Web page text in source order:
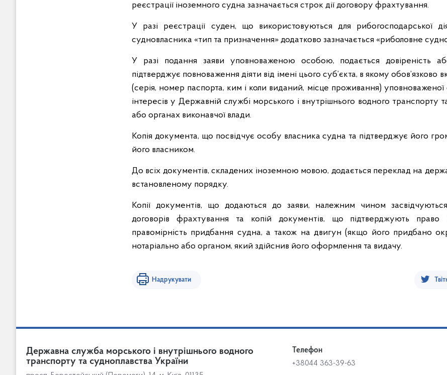
реєстрації іноземного судна зазначається строк дії договору фрахтування.
У разі реєстрації суден, що використовуються для рибогосподарської
судновласника «тип та призначення» додатково зазначається «риболовне
У разі подання заяви уповноваженою особою, подається довіреність
підтверджує повноваження діяти від імені цього суб’єкта, в якому обов’язково
(серія, номер паспорта, ким і коли виданий, місце проживання)
інтересів у Державній службі морського і внутрішнього водного транспорту
або органах виконавчої влади.
Копія документа, що посвідчує особу власника судна та підтверджує його
його власником.
До всіх документів, складених іноземною мовою, додається переклад на
встановленому порядку.
Копії документів, що додаються до заяви, належним чином
договорів фрахтування та копій документів, що підтверджують
правомірність придбання судна, а також на двигун (якщо його придбано
нотаріально або органом, який здійснив його оформлення та видачу.
Надрукувати
Державна служба морського і внутрішнього водного
транспорту та судноплавства України
Телефон
+38044 363-39-63